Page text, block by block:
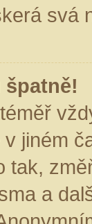
svá
špatně!
jiném
tak,
a